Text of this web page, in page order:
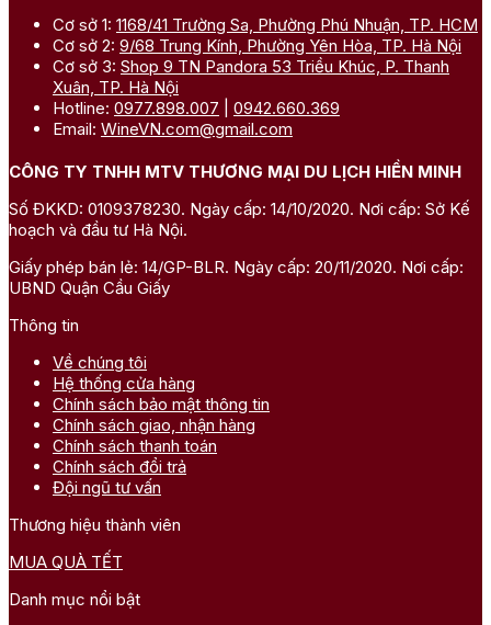
Cơ sở 1: 1168/41 Trường Sa, Phường Phú Nhuận, TP. HCM
Cơ sở 2: 9/68 Trung Kính, Phường Yên Hòa, TP. Hà Nội
Cơ sở 3: Shop 9 TN Pandora 53 Triều Khúc, P. Thanh
Xuân, TP. Hà Nội
Hotline: 0977.898.007
0942.660.369
Email: WineVN.com@gmail.com
CÔNG TY TNHH MTV THƯƠNG MẠI DU LỊCH HIỀN MINH
Số ĐKKD: 0109378230. Ngày cấp: 14/10/2020. Nơi cấp: Sở Kế
hoạch và đầu tư Hà Nội.
Giấy phép bán lẻ: 14/GP-BLR. Ngày cấp: 20/11/2020. Nơi cấp:
UBND Quận Cầu Giấy
Thông tin
Về chúng tôi
Hệ thống cửa hàng
Chính sách bảo mật thông tin
Chính sách giao, nhận hàng
Chính sách thanh toán
Chính sách đổi trả
Đội ngũ tư vấn
Thương hiệu thành viên
MUA QUÀ TẾT
Danh mục nổi bật